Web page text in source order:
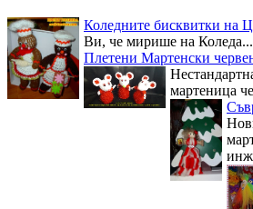
Коледните бисквитки на
Ви, че мирише на
Плетени Мартенски
мартеница